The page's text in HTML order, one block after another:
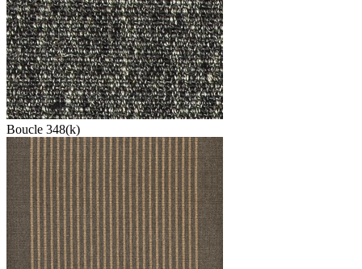
Boucle 348(k)